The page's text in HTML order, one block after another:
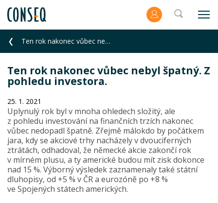
Ten rok nakonec vůbec nebyl špatný. Z pohledu investora.
Ten rok nakonec vůbec nebyl špatný. Z
pohledu investora.
25. 1. 2021
Uplynulý rok byl v mnoha ohledech složitý, ale
z pohledu investování na finančních trzích nakonec
vůbec nedopadl špatně. Zřejmě málokdo by počátkem
jara, kdy se akciové trhy nacházely v dvouciferných
ztrátách, odhadoval, že německé akcie zakončí rok
v mírném plusu, a ty americké budou mít zisk dokonce
nad 15 %. Výborný výsledek zaznamenaly také státní
dluhopisy, od +5 % v ČR a eurozóně po +8 %
ve Spojených státech amerických.